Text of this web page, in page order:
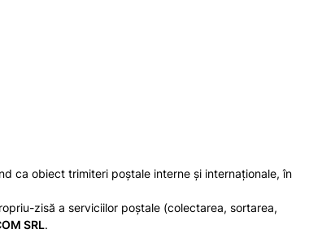
ca obiect trimiteri poștale interne și internaționale, în
zisă a serviciilor poștale (colectarea, sortarea,
SRL.